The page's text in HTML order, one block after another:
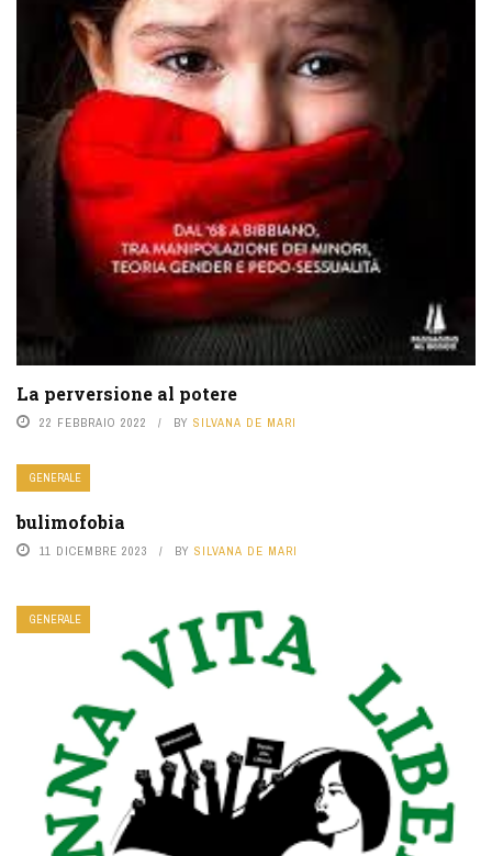
La perversione al potere
22 FEBBRAIO 2022 BY SILVANA DE MARI
GENERALE
bulimofobia
11 DICEMBRE 2023 BY SILVANA DE MARI
GENERALE